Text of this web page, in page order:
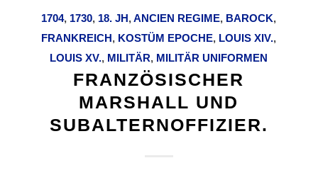
1704, 1730, 18. JH,ANCIEN REGIME, BAROCK,
FRANKREICH, KOSTÜM EPOCHE, LOUIS XIV.,
LOUIS XV., MILITÄR, MILITÄR UNIFORMEN
FRANZÖSISCHER
MARSHALL UND
SUBALTERNOFFIZIER.